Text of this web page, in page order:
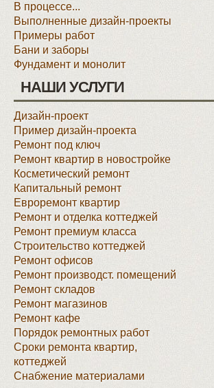
В процессе...
Выполненные дизайн-проекты
Примеры работ
Бани и заборы
Фундамент и монолит
НАШИ УСЛУГИ
Дизайн-проект
Пример дизайн-проекта
Ремонт под ключ
Ремонт квартир в новостройке
Косметический ремонт
Капитальный ремонт
Евроремонт квартир
Ремонт и отделка коттеджей
Ремонт премиум класса
Строительство коттеджей
Ремонт офисов
Ремонт производст. помещений
Ремонт складов
Ремонт магазинов
Ремонт кафе
Порядок ремонтных работ
Сроки ремонта квартир,
коттеджей
Снабжение материалами